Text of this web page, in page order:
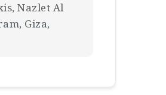
Nazlet Al
Giza,